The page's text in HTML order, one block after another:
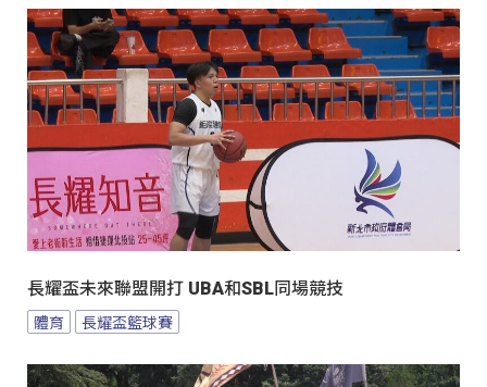
長耀盃未來聯盟開打 UBA和SBL同場競技
體育 長耀盃籃球賽